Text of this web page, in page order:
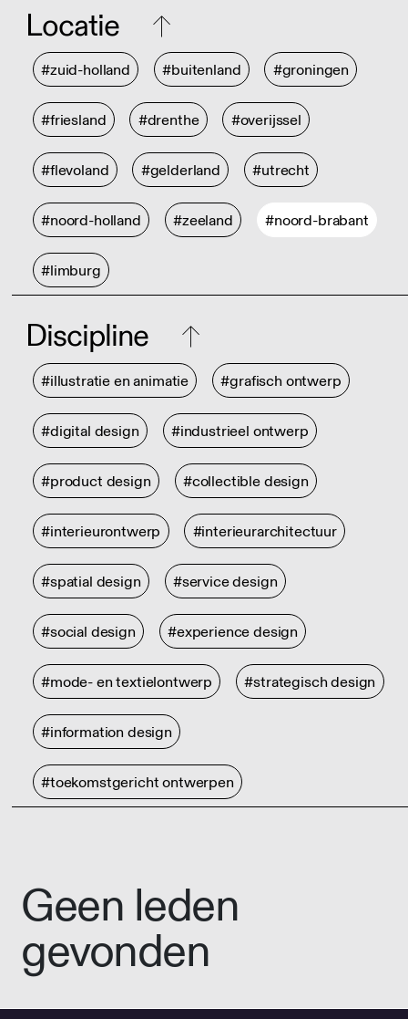
Locatie
#zuid-holland #buitenland #groningen
#friesland #drenthe #overijssel
#flevoland #gelderland #utrecht
#noord-holland #zeeland #noord-brabant
#limburg
Discipline
#illustratie en animatie #grafisch ontwerp
#digital design #industrieel ontwerp
#product design #collectible design
#interieurontwerp #interieurarchitectuur
#spatial design #service design
#social design #experience design
#mode- en textielontwerp #strategisch design
#information design
#toekomstgericht ontwerpen
Geen leden
gevonden